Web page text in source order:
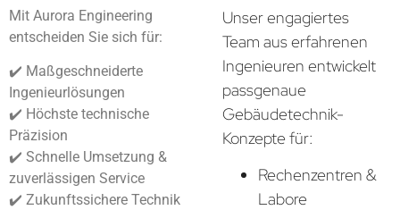
Mit Aurora Engineering
entscheiden Sie sich für:
✔️ Maßgeschneiderte
Ingenieurlösungen
✔️ Höchste technische
Präzision
✔️ Schnelle Umsetzung &
zuverlässigen Service
✔️ Zukunftssichere Technik
Unser engagiertes
Team aus erfahrenen
Ingenieuren entwickelt
passgenaue
Gebäudetechnik-
Konzepte für:
Rechenzentren &
Labore